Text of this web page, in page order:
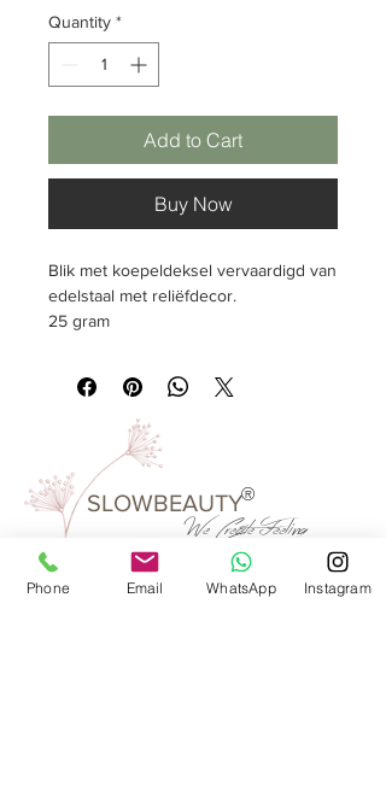
Quantity *
Add to Cart
Buy Now
Blik met koepeldeksel vervaardigd van
edelstaal met reliëfdecor.
25 gram
rond, Ø 56 mm, hoogte 75 mm
SLOWBEAUTY
We CreateFeeling
®
Phone Email WhatsApp Instagram